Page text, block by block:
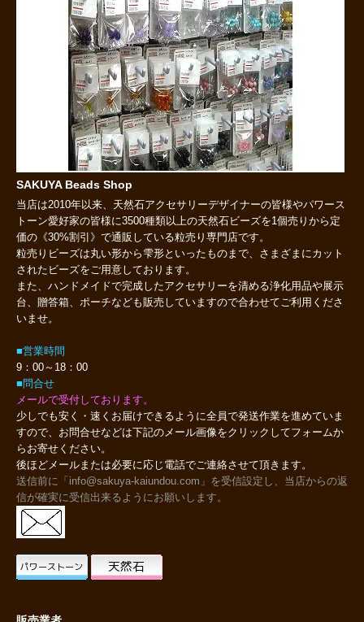
SAKUYA Beads Shop
当店は2010年以来、天然石アクセサリーデザイナーの皆様やパワース
トーン愛好家の皆様に3500種類以上の天然石ビーズを1個売りから定
価の《30%割引》で通販している粒売り専門店です。
粒売りビーズは丸い形から雫形といったものまで、さまざまにカット
されたビーズをご用意しております。
また、ハンドメイドで完成したアクセサリーを清める浄化用品や展示
台、贈答箱、ポーチなども販売していますので合わせてご利用くださ
いませ。
■営業時間
9：00～18：00
■問合せ
メールで受付しております。
少しでも安く・速くお届けできるように全員で発送作業を進めていま
すので、お問合せなどは下記のメール画像をクリックしてフォームか
らお寄せください。
後ほどメールまたは必要に応じ電話でご連絡させて頂きます。
送信前に「info@sakuya-kaiundou.com」を受信設定し、当店からの返
信が確実に受信出来るようにお願いします。